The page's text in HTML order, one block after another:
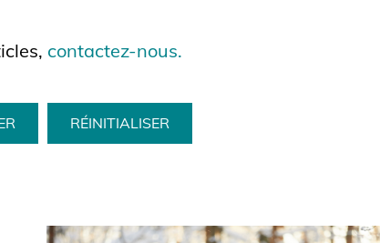
contactez-nous.
RÉINITIALISER